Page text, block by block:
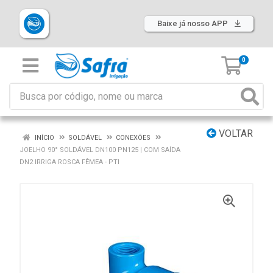
Baixe já nosso APP
0
VOLTAR
INÍCIO SOLDÁVEL
CONEXÕES
JOELHO 90° SOLDÁVEL DN100 PN125 | COM SAÍDA
DN2 IRRIGA ROSCA FÊMEA - PTI